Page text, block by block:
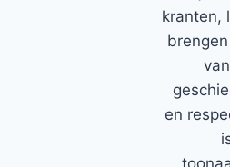
kranten,
en